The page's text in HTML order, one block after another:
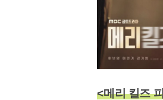
<메리 킬즈